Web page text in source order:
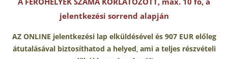
jelentkezési sorrend alapján
AZ ONLINE jelentkezési lap elküldésével és 907 EUR előleg
átutalásával biztosíthatod a helyed, ami a teljes részvételi